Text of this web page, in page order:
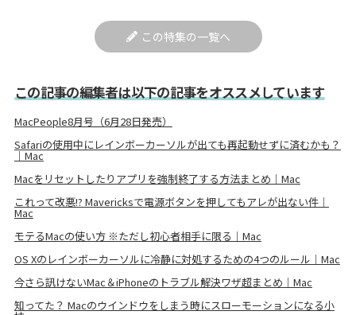
この特集の一覧へ
この記事の編集者は以下の記事をオススメしています
MacPeople8月号（6月28日発売）
Safariの使用中にレインボーカーソルが出ても再起動せずに済むかも？
｜Mac
Macをリセットしたりアプリを強制終了する方法まとめ｜Mac
これって改悪!? Mavericksで電源ボタンを押してもアレが出ない件｜
Mac
モテるMacの使い方 ※ただし初心者相手に限る｜Mac
OS Xのレインボーカーソルに冷静に対処するための4つのルール｜Mac
今さら訊けないMac＆iPhoneのトラブル解決ワザ超まとめ｜Mac
知ってた？ Macのウインドウをしまう時にスローモーションになる小